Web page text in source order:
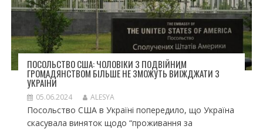
ПОСОЛЬСТВО США: ЧОЛОВІКИ З ПОДВІЙНИМ
ГРОМАДЯНСТВОМ БІЛЬШЕ НЕ ЗМОЖУТЬ ВИЇЖДЖАТИ З
УКРАЇНИ
05.06.2024 ALESYA
Посольство США в Україні попередило, що Україна
скасувала виняток щодо “проживання за